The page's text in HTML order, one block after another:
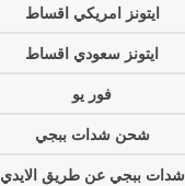
ايتونز امريكي اقساط
ايتونز سعودي اقساط
فور يو
شحن شدات ببجي
شدات ببجي عن طريق الايدي